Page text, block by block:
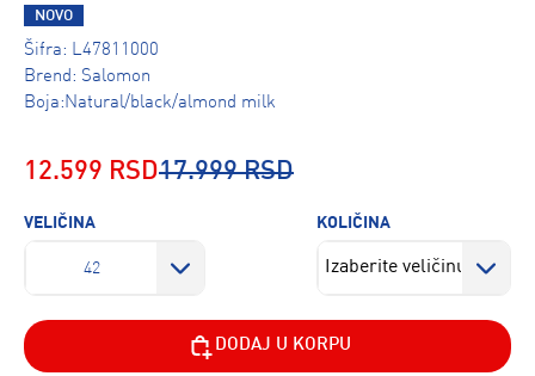
NOVO
Šifra: L47811000
Brend: Salomon
Boja:Natural/black/almond milk
12.599 RSD17.999 RSD
VELIČINA
42
KOLIČINA
DODAJ U KORPU